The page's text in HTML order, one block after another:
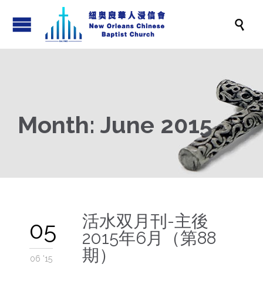

Month: June 2015
05
06 '15
活水双月刊-主後
2015年6月（第88
期）